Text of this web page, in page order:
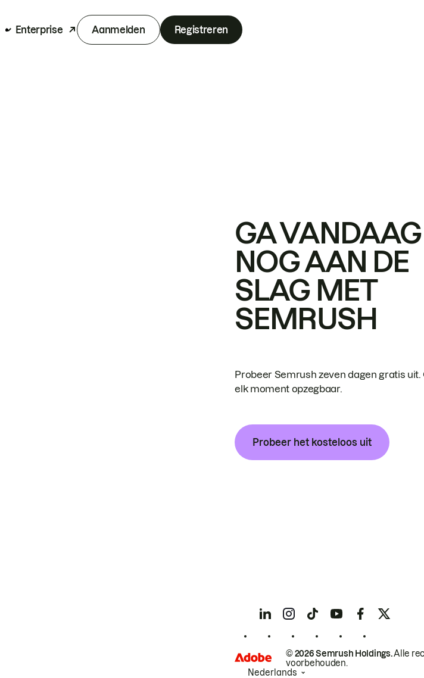
Enterprise Aanmelden Registreren
GA VANDAAG
NOG AAN DE
SLAG MET
SEMRUSH
Probeer Semrush zeven dagen gratis uit.
elk moment opzegbaar.
Probeer het kosteloos uit
© 2026 Semrush Holdings.Alle
voorbehouden.
Nederlands